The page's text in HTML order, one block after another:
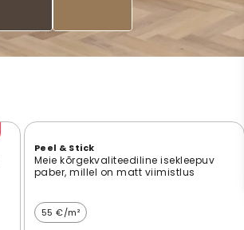
Peel & Stick
Meie kõrgekvaliteediline isekleepuv
paber, millel on matt viimistlus
55 €/m²